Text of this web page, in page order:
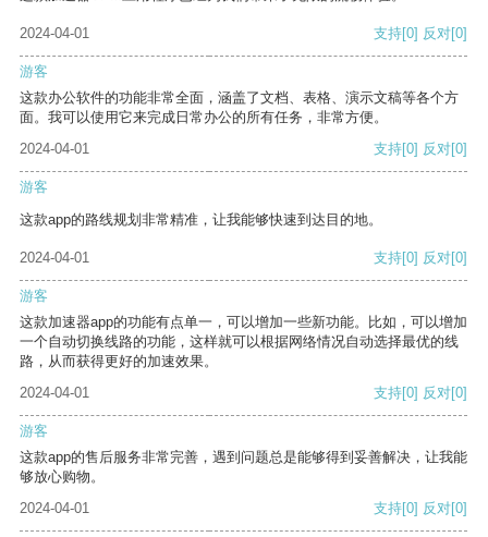
2024-04-01 支持[0] 反对[0]
游客
这款办公软件的功能非常全面，涵盖了文档、表格、演示文稿等各个方
面。我可以使用它来完成日常办公的所有任务，非常方便。
2024-04-01
支持[0] 反对[0]
游客
这款app的路线规划非常精准，让我能够快速到达目的地。
2024-04-01 支持[0] 反对[0]
游客
这款加速器app的功能有点单一，可以增加一些新功能。比如，可以增加
一个自动切换线路的功能，这样就可以根据网络情况自动选择最优的线
路，从而获得更好的加速效果。
2024-04-01
支持[0] 反对[0]
游客
这款app的售后服务非常完善，遇到问题总是能够得到妥善解决，让我能
够放心购物。
2024-04-01
支持[0] 反对[0]